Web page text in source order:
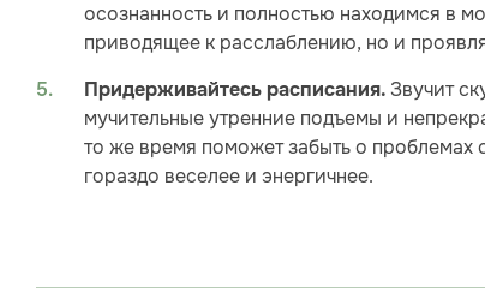
осознанность и полностью находимся в
приводящее к расслаблению, но и
Придерживайтесь расписания. Звучит
мучительные утренние подъемы и
то же время поможет забыть о проблемах
гораздо веселее и энергичнее.